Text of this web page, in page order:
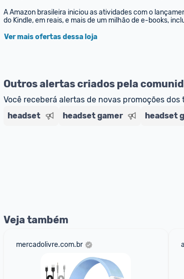
A Amazon brasileira iniciou as atividades com o
do Kindle, em reais, e mais de um milhão de e-books,
Ver mais ofertas dessa loja
Outros alertas criados pela
Você receberá alertas de novas promoções dos
headset
headset gamer headset
Veja também
mercadolivre.com.br